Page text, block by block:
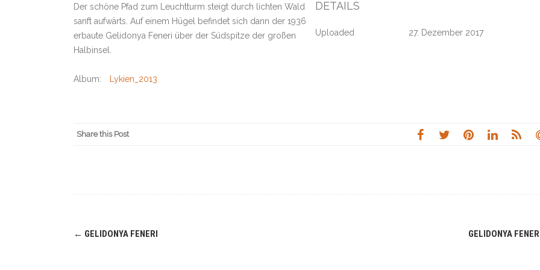
Der schöne Pfad zum Leuchtturm steigt durch lichten Wald
sanft aufwärts. Auf einem Hügel befindet sich dann der 1936
erbaute Gelidonya Feneri über der Südspitze der großen
Halbinsel.
Album: Lykien_2013
DETAILS
Uploaded 27. Dezember 2017
Share this Post
Navigation
← GELIDONYA FENERI GELIDONYA